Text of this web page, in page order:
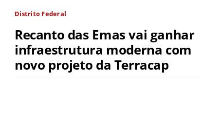
Distrito Federal
Recanto das Emas vai ganhar
infraestrutura moderna com
novo projeto da Terracap